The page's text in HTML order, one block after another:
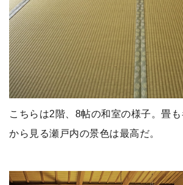
こちらは2階、8帖の和室の様子。畳
から見る瀬戸内の景色は最高だ。